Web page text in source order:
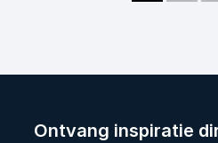
Ontvang inspiratie